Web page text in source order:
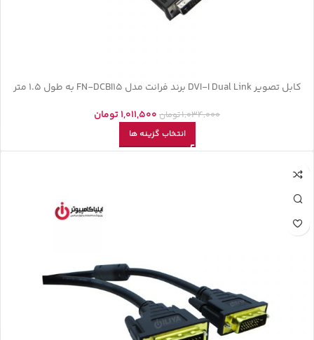
کابل تصویر DVI-I Dual Link برند فرانت مدل FN-DCBI15 به طول 1.5 متر
1,034,000تومان 1,011,500تومان
انتخاب گزینه ها